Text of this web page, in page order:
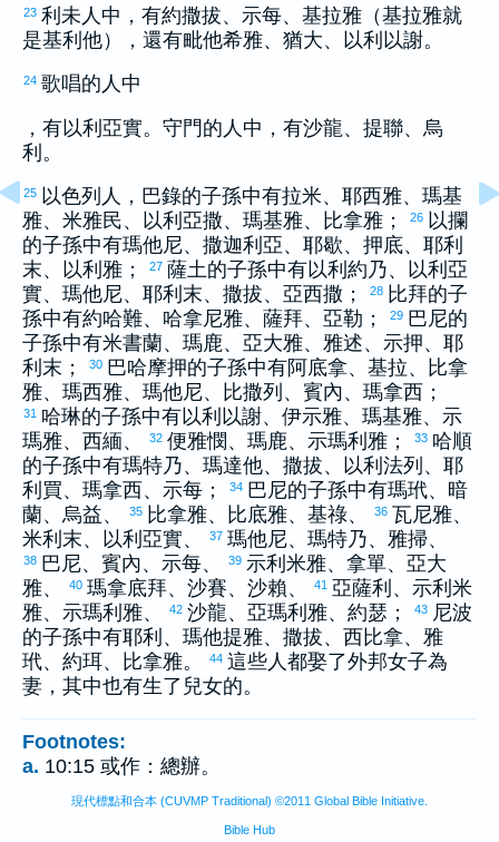
23 利未 人中，有約撒拔、 示每、 基拉雅 （基拉雅就
是基利他），還有毗他希雅、 猶大、 以利以謝。
24 歌唱的人中
，有以利亞實。守門的人中，有沙龍、 提聯、 烏
利 。
25 以色列 人， 巴錄的子孫中有拉米、 耶西雅、 瑪基
雅、 米雅民、 以利亞撒、 瑪基雅、 比拿雅 ； 26 以攔
的子孫中有瑪他尼、 撒迦利亞 、 耶歇、 押底、 耶利
末、 以利雅 ； 27 薩土的子孫中有以利約乃、 以利亞
實、 瑪他尼、 耶利末、 撒拔、 亞西撒 ； 28 比拜的子
孫中有約哈難、 哈拿尼雅、 薩拜、 亞勒 ； 29 巴尼的
子孫中有米書蘭、 瑪鹿、 亞大雅、 雅述、 示押、 耶
利末 ； 30 巴哈摩押的子孫中有阿底拿、 基拉、
比拿
雅、 瑪西雅、 瑪他尼、 比撒列 、 賓內、 瑪拿西 ；
31 哈琳的子孫中有以利以謝、 伊示雅、 瑪基雅、 示
瑪雅、 西緬、 32 便雅憫 、 瑪鹿、 示瑪利雅 ； 33 哈順
的子孫中有瑪特乃、 瑪達他、 撒拔、 以利法列 、 耶
利買、 瑪拿西、 示每 ； 34 巴尼的子孫中有瑪玳、 暗
蘭、 烏益、 35 比拿雅、 比底雅、 基祿、 36 瓦尼雅、
米利末、 以利亞實、 37 瑪他尼、 瑪特乃、 雅掃、
38 巴尼、 賓內、 示每、 39 示利米雅、 拿單、 亞大
雅、 40 瑪拿底拜、 沙賽、 沙賴、 41 亞薩利 、 示利米
雅、 示瑪利雅、 42 沙龍、 亞瑪利雅、 約瑟 ； 43 尼波
的子孫中有耶利 、 瑪他提雅、 撒拔、 西比拿、 雅
玳、 約珥、 比拿雅。 44 這些人都娶了外邦女子為
妻，其中也有生了兒女的。
Footnotes:
a. 10:15 或作：總辦。
現代標點和合本 (CUVMP Traditional) ©2011 Global Bible Initiative.
Bible Hub